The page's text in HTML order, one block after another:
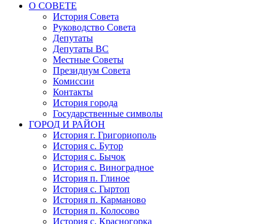
О СОВЕТЕ
История Совета
Руководство Совета
Депутаты
Депутаты ВС
Местные Советы
Президиум Совета
Комиссии
Контакты
История города
Государственные символы
ГОРОД И РАЙОН
История г. Григориополь
История с. Бутор
История с. Бычок
История с. Виноградное
История п. Глиное
История с. Гыртоп
История п. Карманово
История п. Колосово
История с. Красногорка